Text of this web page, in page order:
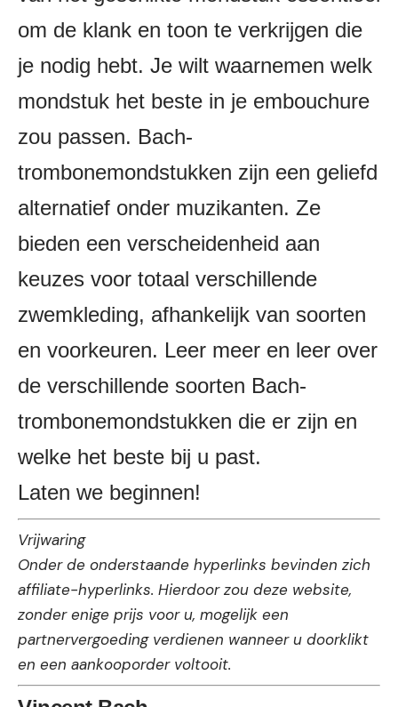
om de klank en toon te verkrijgen die
je nodig hebt. Je wilt waarnemen welk
mondstuk het beste in je embouchure
zou passen. Bach-
trombonemondstukken zijn een geliefd
alternatief onder muzikanten. Ze
bieden een verscheidenheid aan
keuzes voor totaal verschillende
zwemkleding, afhankelijk van soorten
en voorkeuren. Leer meer en leer over
de verschillende soorten Bach-
trombonemondstukken die er zijn en
welke het beste bij u past.
Laten we beginnen!
Vrijwaring
Onder de onderstaande hyperlinks bevinden zich
affiliate-hyperlinks. Hierdoor zou deze website,
zonder enige prijs voor u, mogelijk een
partnervergoeding verdienen wanneer u doorklikt
en een aankooporder voltooit.